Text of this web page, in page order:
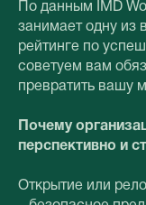
По данным IMD
занимает одну из
рейтинге по
советуем вам
превратить вашу
Почему
перспективно и
Открытие или